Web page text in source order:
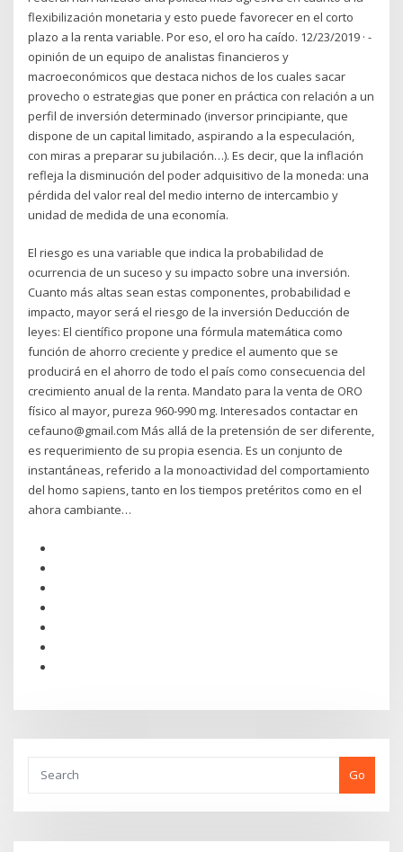
flexibilización monetaria y esto puede favorecer en el corto
plazo a la renta variable. Por eso, el oro ha caído. 12/23/2019 · -
opinión de un equipo de analistas financieros y
macroeconómicos que destaca nichos de los cuales sacar
provecho o estrategias que poner en práctica con relación a un
perfil de inversión determinado (inversor principiante, que
dispone de un capital limitado, aspirando a la especulación,
con miras a preparar su jubilación…). Es decir, que la inflación
refleja la disminución del poder adquisitivo de la moneda: una
pérdida del valor real del medio interno de intercambio y
unidad de medida de una economía.
El riesgo es una variable que indica la probabilidad de
ocurrencia de un suceso y su impacto sobre una inversión.
Cuanto más altas sean estas componentes, probabilidad e
impacto, mayor será el riesgo de la inversión Deducción de
leyes: El científico propone una fórmula matemática como
función de ahorro creciente y predice el aumento que se
producirá en el ahorro de todo el país como consecuencia del
crecimiento anual de la renta. Mandato para la venta de ORO
físico al mayor, pureza 960-990 mg. Interesados contactar en
cefauno@gmail.com Más allá de la pretensión de ser diferente,
es requerimiento de su propia esencia. Es un conjunto de
instantáneas, referido a la monoactividad del comportamiento
del homo sapiens, tanto en los tiempos pretéritos como en el
ahora cambiante…
Go